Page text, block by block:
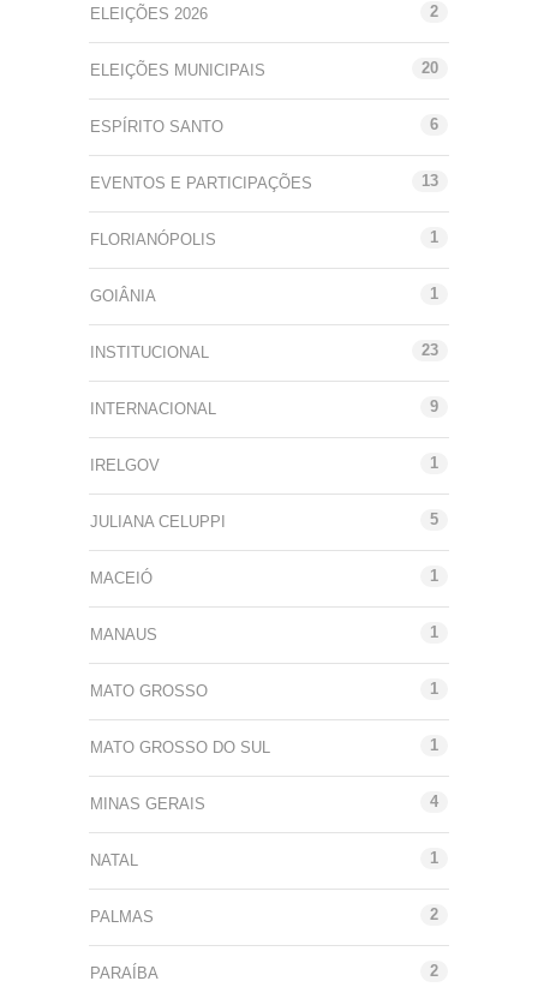
ELEIÇÕES 2026 2
ELEIÇÕES MUNICIPAIS 20
ESPÍRITO SANTO 6
EVENTOS E PARTICIPAÇÕES 13
FLORIANÓPOLIS 1
GOIÂNIA 1
INSTITUCIONAL 23
INTERNACIONAL 9
IRELGOV 1
JULIANA CELUPPI 5
MACEIÓ 1
MANAUS 1
MATO GROSSO 1
MATO GROSSO DO SUL 1
MINAS GERAIS 4
NATAL 1
PALMAS 2
PARAÍBA 2